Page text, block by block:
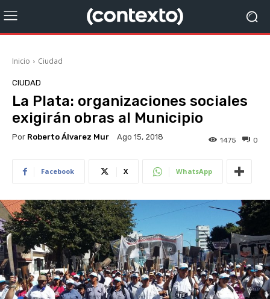
Inicio Ciudad
CIUDAD
La Plata: organizaciones sociales
exigirán obras al Municipio
Por Roberto Álvarez Mur Ago 15, 2018 0
1475
Facebook X WhatsApp